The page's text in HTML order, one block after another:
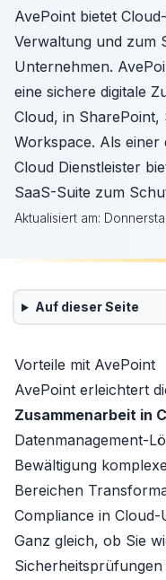
AvePoint bietet
Verwaltung und zum
Unternehmen.
eine sichere digitale
Cloud, in SharePoint,
Workspace. Als
Cloud Dienstleister
SaaS-Suite zum
Aktualisiert am:
Auf dieser Seite
Vorteile mit AvePoint
AvePoint erleichtert
Zusammenarbeit in
Datenmanagement-
Bewältigung
Bereichen
Compliance in
Ganz gleich, ob Sie